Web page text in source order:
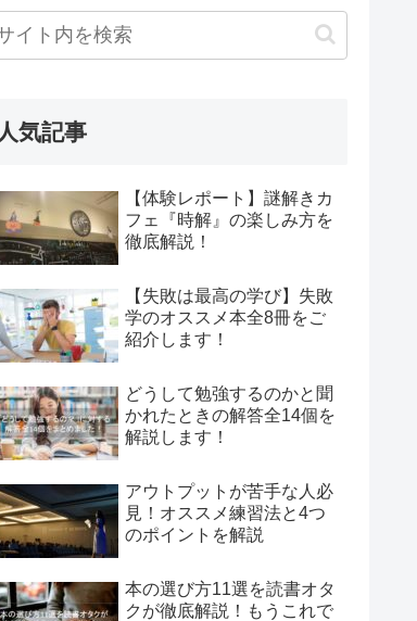
人気記事
【体験レポート】謎解きカ
フェ『時解』の楽しみ方を
徹底解説！
【失敗は最高の学び】失敗
学のオススメ本全8冊をご
紹介します！
どうして勉強するのかと聞
かれたときの解答全14個を
解説します！
アウトプットが苦手な人必
見！オススメ練習法と4つ
のポイントを解説
本の選び方11選を読書オタ
クが徹底解説！もうこれで